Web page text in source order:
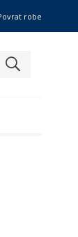
robe